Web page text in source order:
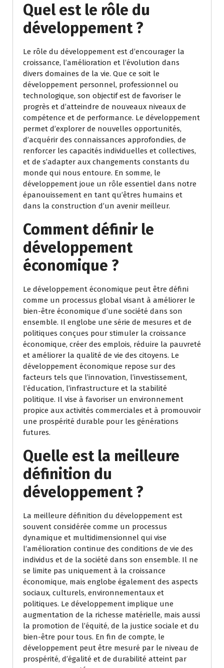
Quel est le rôle du
développement ?
Le rôle du développement est d’encourager la
croissance, l’amélioration et l’évolution dans
divers domaines de la vie. Que ce soit le
développement personnel, professionnel ou
technologique, son objectif est de favoriser le
progrès et d’atteindre de nouveaux niveaux de
compétence et de performance. Le développement
permet d’explorer de nouvelles opportunités,
d’acquérir des connaissances approfondies, de
renforcer les capacités individuelles et collectives,
et de s’adapter aux changements constants du
monde qui nous entoure. En somme, le
développement joue un rôle essentiel dans notre
épanouissement en tant qu’êtres humains et
dans la construction d’un avenir meilleur.
Comment définir le
développement
économique ?
Le développement économique peut être défini
comme un processus global visant à améliorer le
bien-être économique d’une société dans son
ensemble. Il englobe une série de mesures et de
politiques conçues pour stimuler la croissance
économique, créer des emplois, réduire la pauvreté
et améliorer la qualité de vie des citoyens. Le
développement économique repose sur des
facteurs tels que l’innovation, l’investissement,
l’éducation, l’infrastructure et la stabilité
politique. Il vise à favoriser un environnement
propice aux activités commerciales et à promouvoir
une prospérité durable pour les générations
futures.
Quelle est la meilleure
définition du
développement ?
La meilleure définition du développement est
souvent considérée comme un processus
dynamique et multidimensionnel qui vise
l’amélioration continue des conditions de vie des
individus et de la société dans son ensemble. Il ne
se limite pas uniquement à la croissance
économique, mais englobe également des aspects
sociaux, culturels, environnementaux et
politiques. Le développement implique une
augmentation de la richesse matérielle, mais aussi
la promotion de l’équité, de la justice sociale et du
bien-être pour tous. En fin de compte, le
développement peut être mesuré par le niveau de
prospérité, d’égalité et de durabilité atteint par